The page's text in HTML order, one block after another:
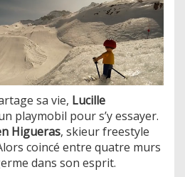
sa vie, Lucille
playmobil pour s’y essayer.
Higueras, skieur freestyle
coincé entre quatre murs
dans son esprit.